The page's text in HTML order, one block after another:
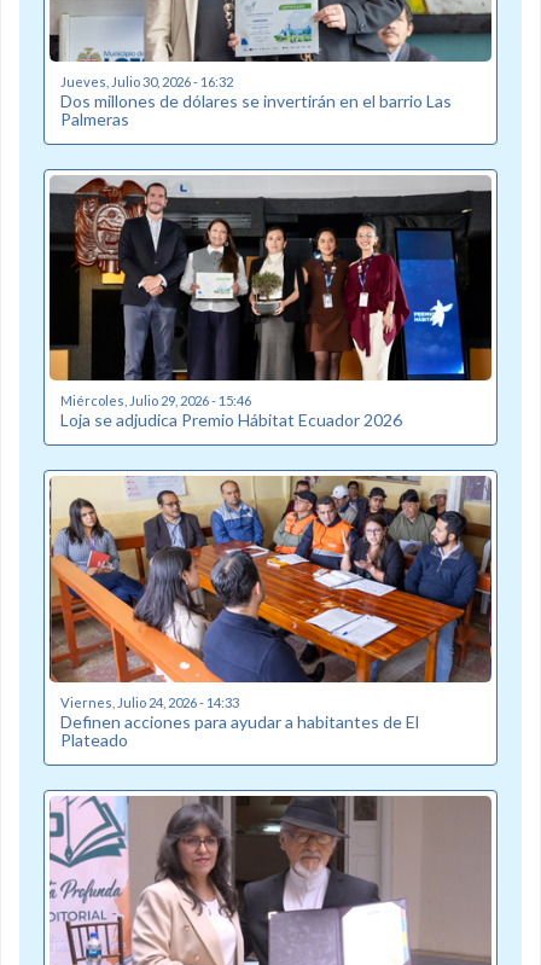
Jueves, Julio 30, 2026 - 16:32
Dos millones de dólares se invertirán en el barrio Las
Palmeras
Miércoles, Julio 29, 2026 - 15:46
Loja se adjudica Premio Hábitat Ecuador 2026
Viernes, Julio 24, 2026 - 14:33
Definen acciones para ayudar a habitantes de El
Plateado